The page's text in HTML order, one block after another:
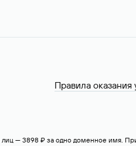
Правила
— 3898 ₽ за одно доменное имя.